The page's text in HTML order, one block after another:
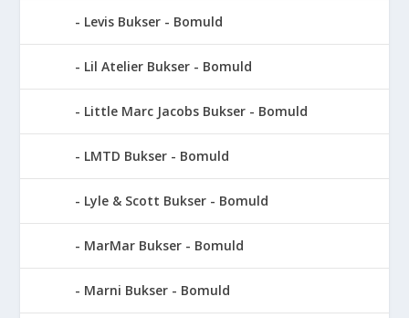
Levis Bukser - Bomuld
Lil Atelier Bukser - Bomuld
Little Marc Jacobs Bukser - Bomuld
LMTD Bukser - Bomuld
Lyle & Scott Bukser - Bomuld
MarMar Bukser - Bomuld
Marni Bukser - Bomuld